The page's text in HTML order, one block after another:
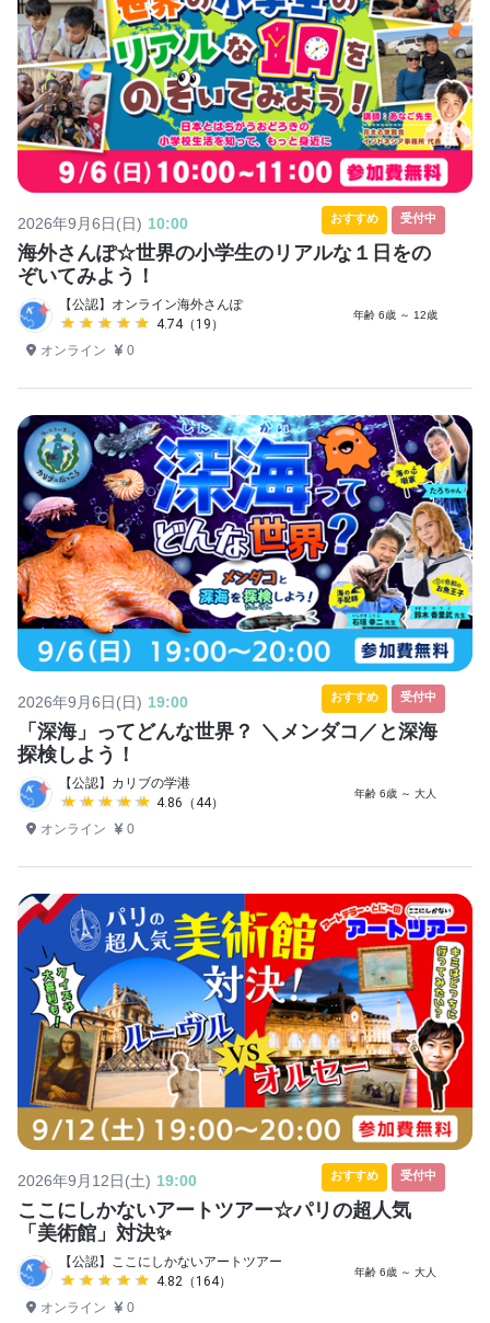
2026年9月6日(日) 10:00 おすすめ 受付中
海外さんぽ☆世界の小学生のリアルな１日をの
ぞいてみよう！
【公認】オンライン海外さんぽ
★★★★★
★★★★★ 4.74（19） 年齢 6歳 ～ 12歳
オンライン 0
2026年9月6日(日) 19:00 おすすめ 受付中
「深海」ってどんな世界？ ＼メンダコ／と深海
探検しよう！
【公認】カリブの学港
★★★★★
★★★★★ 4.86（44） 年齢 6歳 ～ 大人
オンライン 0
2026年9月12日(土) 19:00 おすすめ 受付中
ここにしかないアートツアー☆パリの超人気
「美術館」対決✨
【公認】ここにしかないアートツアー
★★★★★
★★★★★ 4.82（164） 年齢 6歳 ～ 大人
オンライン 0